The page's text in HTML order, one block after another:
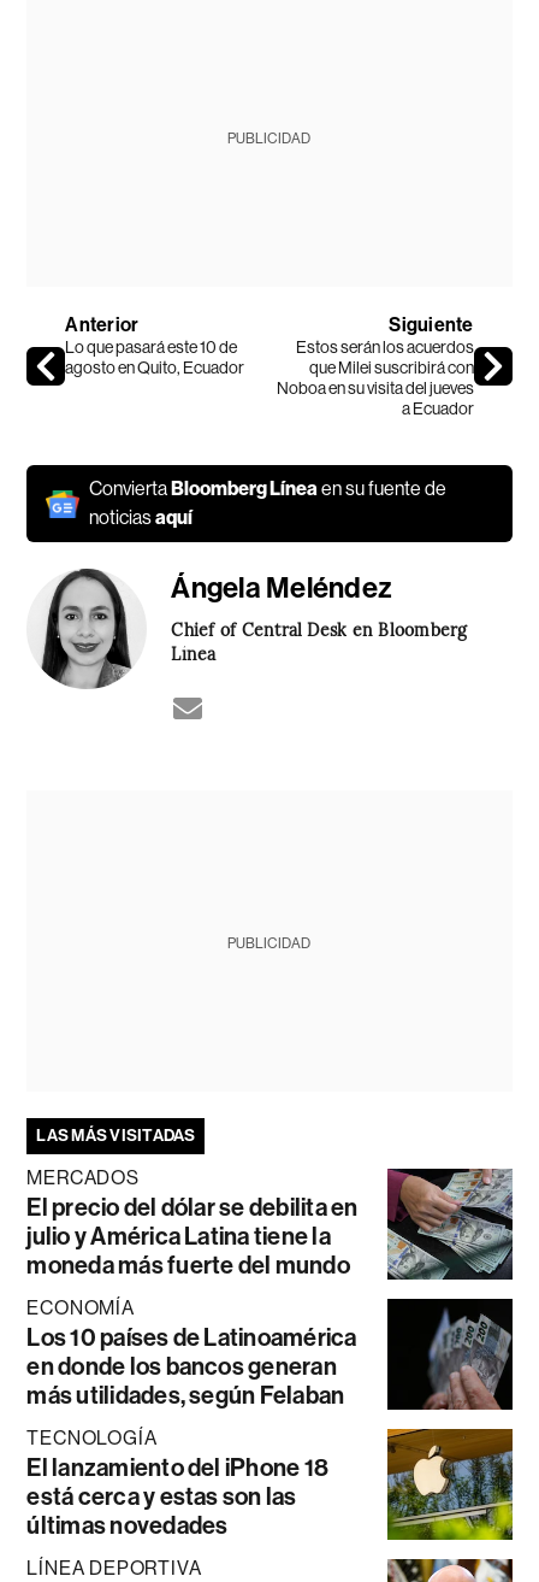
PUBLICIDAD
Anterior
Lo que pasará este 10 de
agosto en Quito, Ecuador
Siguiente
Estos serán los acuerdos
que Milei suscribirá con
Noboa en su visita del jueves
a Ecuador
Convierta Bloomberg Líneaen su fuente de
noticiasaquí
Ángela Meléndez
Chief of Central Desk en Bloomberg
Línea
PUBLICIDAD
LAS MÁS VISITADAS
MERCADOS
El precio del dólar se debilita en
julio y América Latina tiene la
moneda más fuerte del mundo
ECONOMÍA
Los 10 países de Latinoamérica
en donde los bancos generan
más utilidades, según Felaban
TECNOLOGÍA
El lanzamiento del iPhone 18
está cerca y estas son las
últimas novedades
LÍNEA DEPORTIVA